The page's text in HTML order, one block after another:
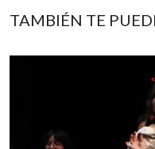
TAMBIÉN TE